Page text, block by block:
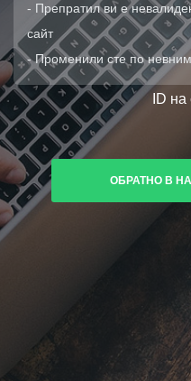
- Препратил ви е
сайт
- Променили сте по
ID
ОБРАТНО В